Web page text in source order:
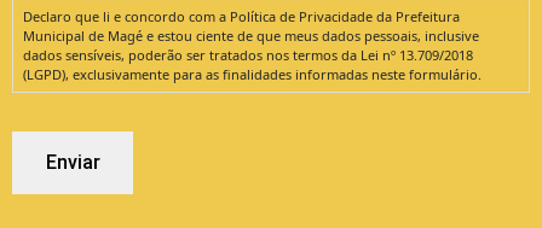
Declaro que li e concordo com a Política de Privacidade da Prefeitura
Municipal de Magé e estou ciente de que meus dados pessoais, inclusive
dados sensíveis, poderão ser tratados nos termos da Lei nº 13.709/2018
(LGPD), exclusivamente para as finalidades informadas neste formulário.